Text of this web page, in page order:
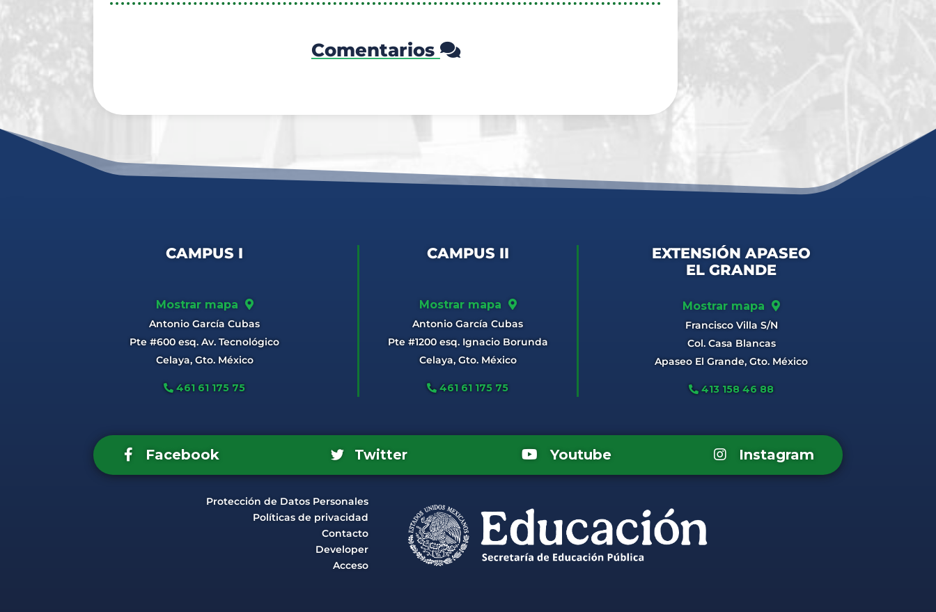
Comentarios
CAMPUS I
Mostrar mapa
Antonio García Cubas
Pte #600 esq. Av. Tecnológico
Celaya, Gto. México
461 61 175 75
CAMPUS II
Mostrar mapa
Antonio García Cubas
Pte #1200 esq. Ignacio Borunda
Celaya, Gto. México
461 61 175 75
EXTENSIÓN APASEO
EL GRANDE
Mostrar mapa
Francisco Villa S/N
Col. Casa Blancas
Apaseo El Grande, Gto. México
413 158 46 88
Facebook Twitter Youtube Instagram
Protección de Datos Personales
Políticas de privacidad
Contacto
Developer
Acceso